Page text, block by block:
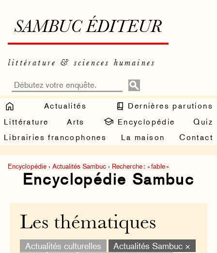
SAMBUC ÉDITEUR
littérature & sciences humaines
Actualités
Dernières parutions
Littérature
Arts Encyclopédie
Quiz
Librairies francophones
La maison Contact
Encyclopédie › Actualités Sambuc › Recherche : « fable »
Encyclopédie Sambuc
Les thématiques
Actualités culturelles
Actualités Sambuc ×